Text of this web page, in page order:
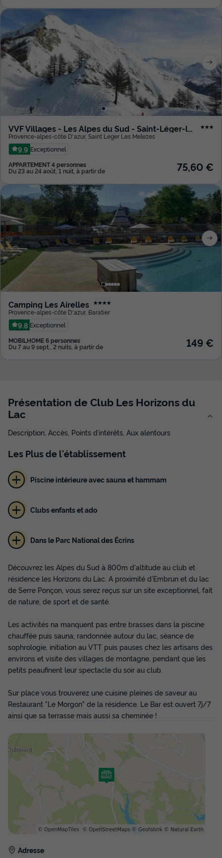
VVF Villages - Les Alpes du Sud - Saint-Léger-les-Mélèzes ★★★
Provence-alpes-côte D'azur, Saint Leger Les Melezes
9.9 Exceptionnel
APPARTEMENT 4 personnes
Du 23 au 24 août, 1 nuit, à partir de 75,60 €
Camping Les Airelles ★★★★
Provence-alpes-côte D'azur, Baratier
9.8 Exceptionnel
MOBILHOME 6 personnes
Du 7 au 9 sept., 2 nuits, à partir de 149 €
Présentation de Club Les Horizons du
Lac
Description, Accès, Points d’intérêts, Aux alentours
Les Plusde l'établissement
Piscine intérieure avec sauna et hammam
Clubs enfants et ado
Dans le Parc National des Écrins
Découvrez les Alpes du Sud à 800m d'altitude au club et
résidence les Horizons du Lac. A proximité d'Embrun et du lac
de Serre Ponçon, vous serez reçus sur un site exceptionnel, fait
de nature, de sport et de santé.
Les activités na manquent pas entre brasses dans la piscine
chauffée puis sauna, randonnée autour du lac, séance de
sophrologie, initiation au VTT puis pauses chez les artisans des
environs et visite des villages de montagne, pendant que les
petits peaufinent leur spectacle du soir au club.
Sur place vous trouverez une cuisine pleines de saveur au
Restaurant "Le Morgon" de la résidence. Le Bar est ouvert 7j/7
ainsi que sa terrasse mais aussi sa cheminée !
Adresse